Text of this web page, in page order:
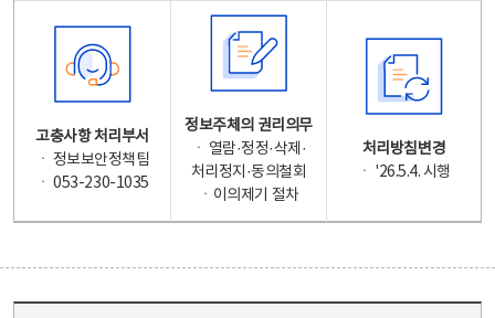
고충사항 처리부서
ㆍ 정보보안정책팀
ㆍ 053-230-1035
정보주체의 권리의무
ㆍ 열람·정정·삭제·
처리정지·동의철회
ㆍ이의제기 절차
처리방침변경
ㆍ '26.5.4. 시행